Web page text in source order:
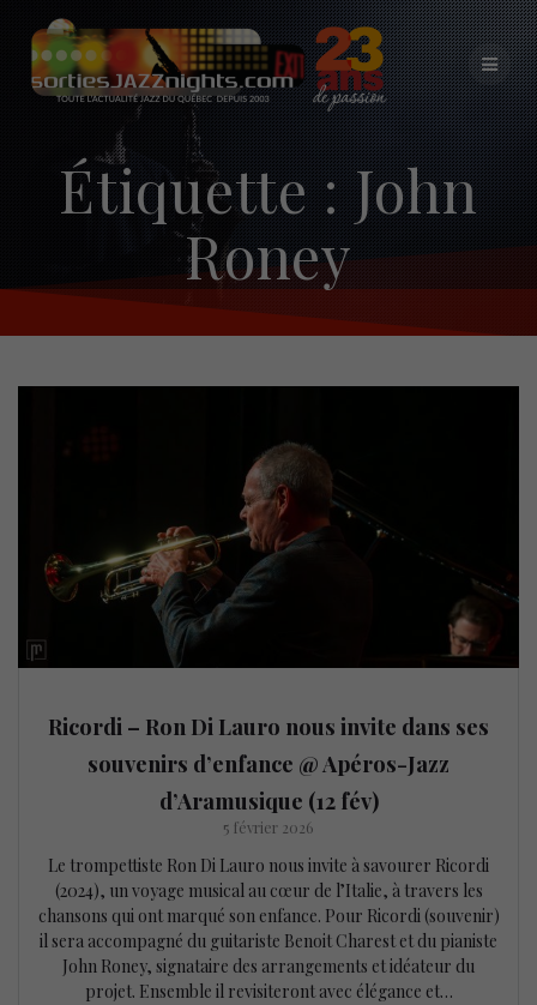
Skip
to
content
Étiquette :John
Roney
Ricordi – Ron Di Lauro nous invite dans ses
souvenirs d’enfance @ Apéros-Jazz
d’Aramusique (12 fév)
5 février 2026
Le trompettiste Ron Di Lauro nous invite à savourer Ricordi
(2024), un voyage musical au cœur de l’Italie, à travers les
chansons qui ont marqué son enfance. Pour Ricordi (souvenir)
il sera accompagné du guitariste Benoit Charest et du pianiste
John Roney, signataire des arrangements et idéateur du
projet. Ensemble il revisiteront avec élégance et…